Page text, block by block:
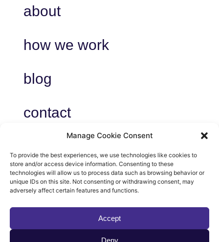
Manage Cookie Consent
To provide the best experiences, we use technologies like cookies to
store and/or access device information. Consenting to these
technologies will allow us to process data such as browsing behavior or
unique IDs on this site. Not consenting or withdrawing consent, may
adversely affect certain features and functions.
Accept
Deny
about
how we work
blog
contact
privacy
voorwaarden